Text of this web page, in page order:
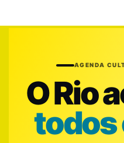
AGENDA
O Rio
todos